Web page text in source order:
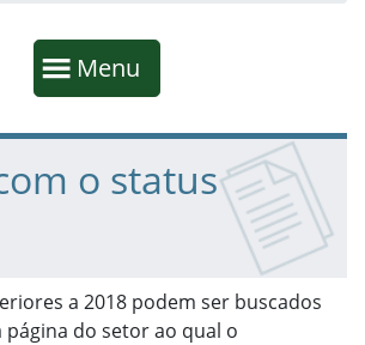
Mostrar
Menu
o status
a 2018 podem ser buscados
página do setor ao qual o